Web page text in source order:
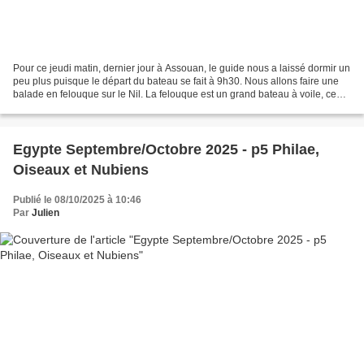
Pour ce jeudi matin, dernier jour à Assouan, le guide nous a laissé dormir un
peu plus puisque le départ du bateau se fait à 9h30. Nous allons faire une
balade en felouque sur le Nil. La felouque est un grand bateau à voile, ce
Egypte Septembre/Octobre 2025 - p5 Philae,
Oiseaux et Nubiens
Publié le 08/10/2025 à 10:46
Par Julien